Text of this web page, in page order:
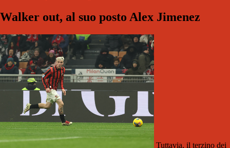
Walker out, al suo posto Alex Jimenez
Tuttavia, il terzino dei